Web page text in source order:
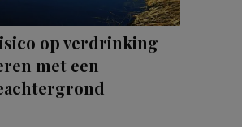
op verdrinking
met een